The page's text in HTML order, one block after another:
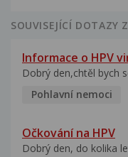
SOUVISEJÍCÍ DOTAZY
Informace o HPV
Dobrý den,chtěl bych
Pohlavní nemoci
Očkování na HPV
Dobrý den, do kolika